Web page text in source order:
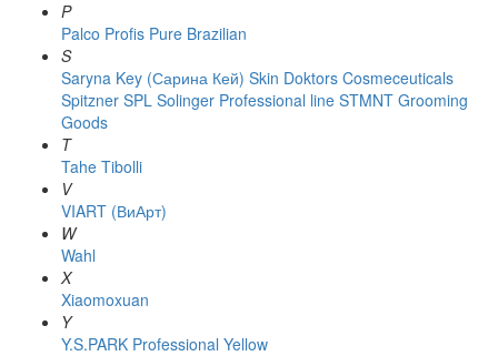
P
Palco Profis Pure Brazilian
S
Saryna Key (Сарина Кей) Skin Doktors Cosmeceuticals
Spitzner SPL Solinger Professional line STMNT Grooming
Goods
T
Tahe Tibolli
V
VIART (ВиАрт)
W
Wahl
X
Xiaomoxuan
Y
Y.S.PARK Professional Yellow